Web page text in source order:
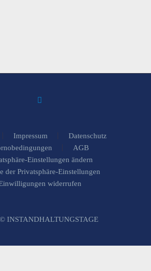
Impressum
Datenschutz
AGB
Einstellungen ändern
der Privatsphäre-Einstellungen
widerrufen
INSTANDHALTUNGSTAGE